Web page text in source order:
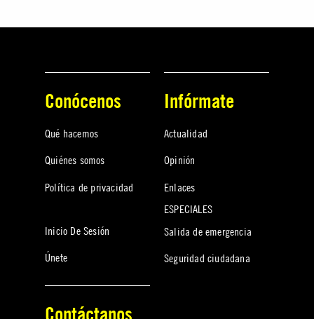
Conócenos
Qué hacemos
Quiénes somos
Política de privacidad
Inicio De Sesión
Únete
Infórmate
Actualidad
Opinión
Enlaces
ESPECIALES
Salida de emergencia
Seguridad ciudadana
Contáctanos